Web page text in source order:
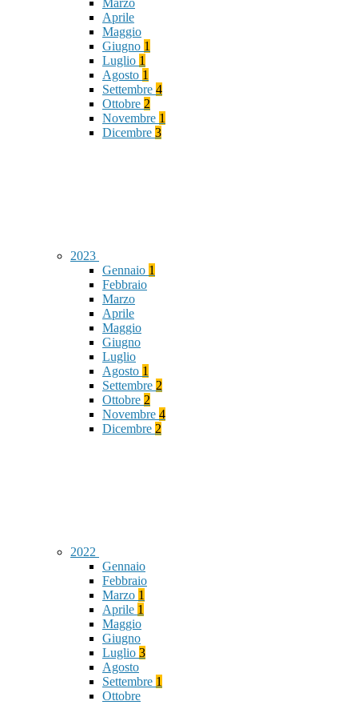
Marzo
Aprile
Maggio
Giugno 1
Luglio 1
Agosto 1
Settembre 4
Ottobre 2
Novembre 1
Dicembre 3
2023
Gennaio 1
Febbraio
Marzo
Aprile
Maggio
Giugno
Luglio
Agosto 1
Settembre 2
Ottobre 2
Novembre 4
Dicembre 2
2022
Gennaio
Febbraio
Marzo 1
Aprile 1
Maggio
Giugno
Luglio 3
Agosto
Settembre 1
Ottobre